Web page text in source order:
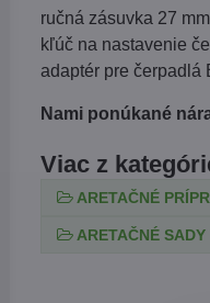
ručná zásuvka 27 mm
kľúč na nastavenie
adaptér pre čerpadlá
Nami ponúkané
Viac z
ARETAČNÉ
ARETAČNÉ SADY